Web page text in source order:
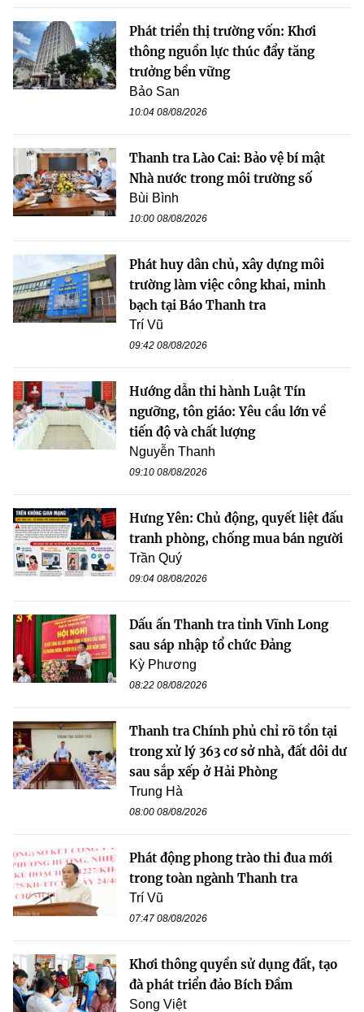
Phát triển thị trường vốn: Khơi
thông nguồn lực thúc đẩy tăng
trưởng bền vững
Bảo San
10:04 08/08/2026
Thanh tra Lào Cai: Bảo vệ bí mật
Nhà nước trong môi trường số
Bùi Bình
10:00 08/08/2026
Phát huy dân chủ, xây dựng môi
trường làm việc công khai, minh
bạch tại Báo Thanh tra
Trí Vũ
09:42 08/08/2026
Hướng dẫn thi hành Luật Tín
ngưỡng, tôn giáo: Yêu cầu lớn về
tiến độ và chất lượng
Nguyễn Thanh
09:10 08/08/2026
Hưng Yên: Chủ động, quyết liệt đấu
tranh phòng, chống mua bán người
Trần Quý
09:04 08/08/2026
Dấu ấn Thanh tra tỉnh Vĩnh Long
sau sáp nhập tổ chức Đảng
Kỳ Phương
08:22 08/08/2026
Thanh tra Chính phủ chỉ rõ tồn tại
trong xử lý 363 cơ sở nhà, đất dôi dư
sau sắp xếp ở Hải Phòng
Trung Hà
08:00 08/08/2026
Phát động phong trào thi đua mới
trong toàn ngành Thanh tra
Trí Vũ
07:47 08/08/2026
Khơi thông quyền sử dụng đất, tạo
đà phát triển đảo Bích Đầm
Song Việt